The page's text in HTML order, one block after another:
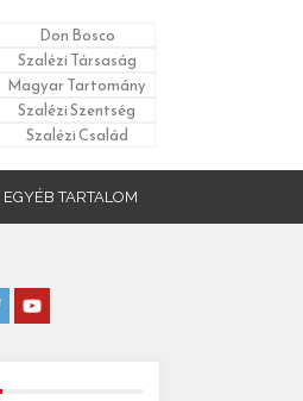
Don Bosco
Szalézi Társaság
Magyar Tartomány
Szalézi Szentség
Szalézi Család
EGYÉB TARTALOM